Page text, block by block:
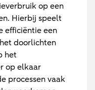
op een
Hierbij speelt
efficiëntie een
doorlichten
het
op elkaar
processen vaak